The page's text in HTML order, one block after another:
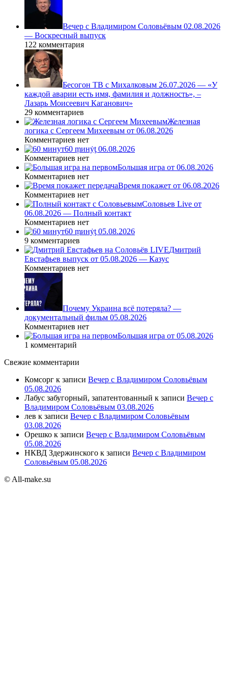
Вечер с Владимиром Соловьёвым 02.08.2026
— Воскресный выпуск
122 комментария
Бесогон ТВ с Михалковым 26.07.2026 — «У
каждой аварии есть имя, фамилия и должность», –
Лазарь Моисеевич Каганович»
29 комментариев
Железная
логика с Сергеем Михеевым от 06.08.2026
Комментариев нет
60 ṃинẏƫ 06.08.2026
Комментариев нет
Большая игра от 06.08.2026
Комментариев нет
Время покажет от 06.08.2026
Комментариев нет
Соловьев Live от
06.08.2026 — Полный контакт
Комментариев нет
60 ṃинẏƫ 05.08.2026
9 комментариев
Дмитрий
Евстафьев выпуск от 05.08.2026 — Казус
Комментариев нет
Почему Украина всё потеряла? —
документальный фильм 05.08.2026
Комментариев нет
Большая игра от 05.08.2026
1 комментарий
Свежие комментарии
Комсорг к записи Вечер с Владимиром Соловьёвым
05.08.2026
Лабус забугорный, запатентованный к записи Вечер с
Владимиром Соловьёвым 03.08.2026
лев к записи Вечер с Владимиром Соловьёвым
03.08.2026
Орешко к записи Вечер с Владимиром Соловьёвым
05.08.2026
НКВД Здержинского к записи Вечер с Владимиром
Соловьёвым 05.08.2026
© All-make.su